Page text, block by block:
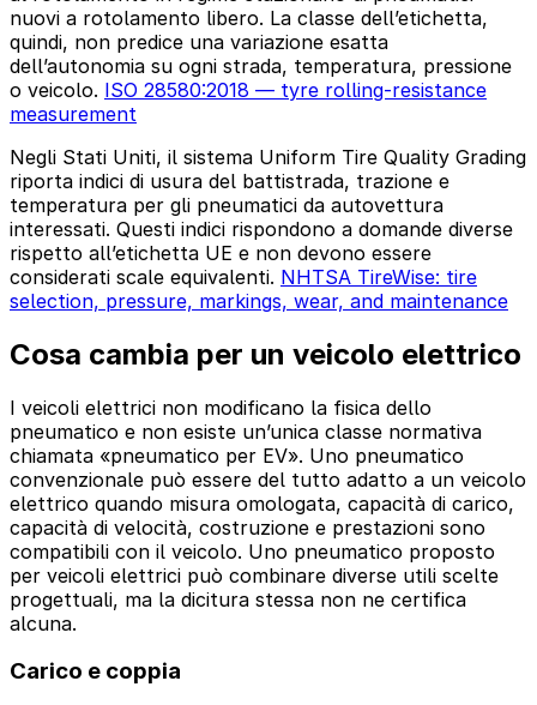
nuovi a rotolamento libero. La classe dell’etichetta,
quindi, non predice una variazione esatta
dell’autonomia su ogni strada, temperatura, pressione
o veicolo. ISO 28580:2018 — tyre rolling-resistance
measurement
Negli Stati Uniti, il sistema Uniform Tire Quality Grading
riporta indici di usura del battistrada, trazione e
temperatura per gli pneumatici da autovettura
interessati. Questi indici rispondono a domande diverse
rispetto all’etichetta UE e non devono essere
considerati scale equivalenti. NHTSA TireWise: tire
selection, pressure, markings, wear, and maintenance
Cosa cambia per un veicolo elettrico
I veicoli elettrici non modificano la fisica dello
pneumatico e non esiste un’unica classe normativa
chiamata «pneumatico per EV». Uno pneumatico
convenzionale può essere del tutto adatto a un veicolo
elettrico quando misura omologata, capacità di carico,
capacità di velocità, costruzione e prestazioni sono
compatibili con il veicolo. Uno pneumatico proposto
per veicoli elettrici può combinare diverse utili scelte
progettuali, ma la dicitura stessa non ne certifica
alcuna.
Carico e coppia